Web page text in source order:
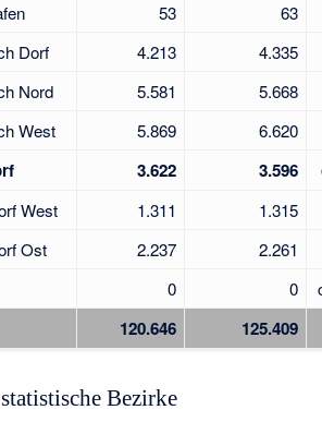
53
63
Dorf 4.213
4.335
Nord 5.581
5.668
West 5.869 6.620
3.622 3.596
West 1.311
1.315
Ost 2.237
2.261
0 0
120.646 125.409
Bezirke